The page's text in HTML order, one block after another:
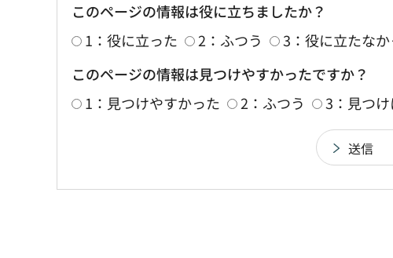
このページの情報は役に立ちましたか？
1：役に立った
2：ふつう
3：役に立たな
このページの情報は見つけやすかったですか？
1：見つけやすかった
2：ふつう 3：見つ